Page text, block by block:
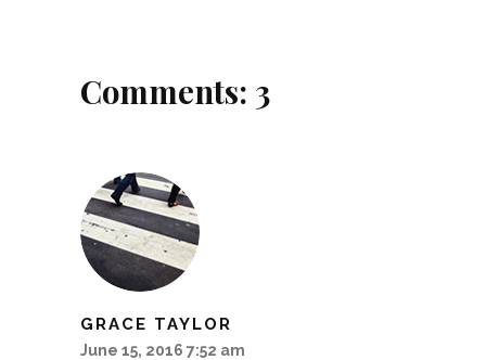
Comments: 3
GRACE TAYLOR
June 15, 2016 7:52 am